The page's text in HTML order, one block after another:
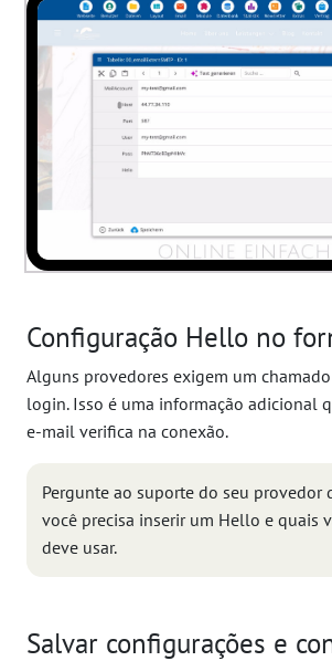
Configuração Hello no
Alguns provedores exigem um chamado
login. Isso é uma informação adicional
e-mail verifica na conexão.
Pergunte ao suporte do seu provedor
você precisa inserir um Hello e quais
deve usar.
Salvar configurações e